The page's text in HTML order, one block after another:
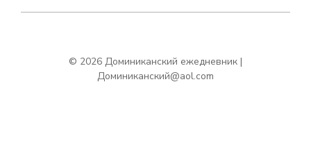
© 2026 Доминиканский ежедневник |
Доминиканский@aol.com